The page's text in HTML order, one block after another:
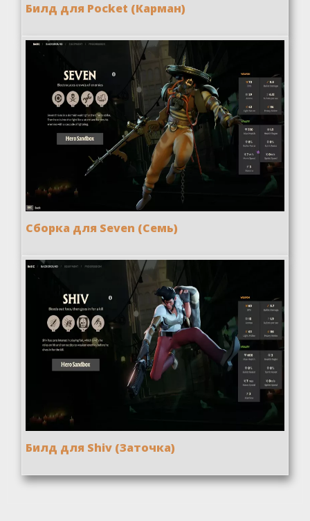
Билд для Pocket (Карман)
Сборка для Seven (Семь)
Билд для Shiv (Заточка)